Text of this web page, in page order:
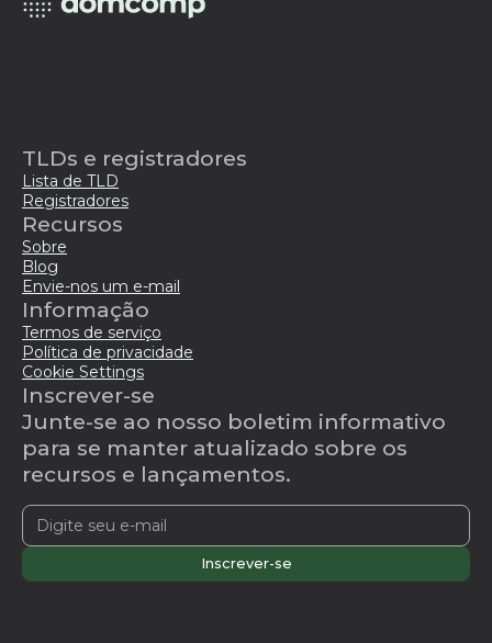
TLDs e registradores
Lista de TLD
Registradores
Recursos
Sobre
Blog
Envie-nos um e-mail
Informação
Termos de serviço
Política de privacidade
Cookie Settings
Inscrever-se
Junte-se ao nosso boletim informativo
para se manter atualizado sobre os
recursos e lançamentos.